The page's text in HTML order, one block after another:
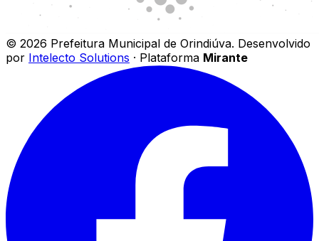
© 2026 Prefeitura Municipal de Orindiúva. Desenvolvido
por Intelecto Solutions · Plataforma Mirante